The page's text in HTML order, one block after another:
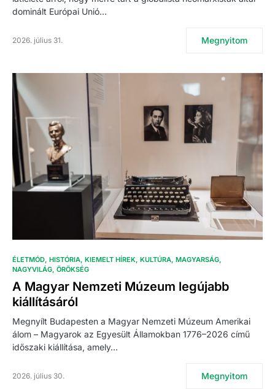
dominált Európai Unió…
2026. július 31. Megnyitom
ÉLETMÓD HISTÓRIA KIEMELT HÍREK KULTÚRA MAGYARSÁG
NAGYVILÁG ÖRÖKSÉG
A Magyar Nemzeti Múzeum legújabb
kiállításáról
Megnyílt Budapesten a Magyar Nemzeti Múzeum Amerikai
álom – Magyarok az Egyesült Államokban 1776–2026 című
időszaki kiállítása, amely…
2026. július 30. Megnyitom